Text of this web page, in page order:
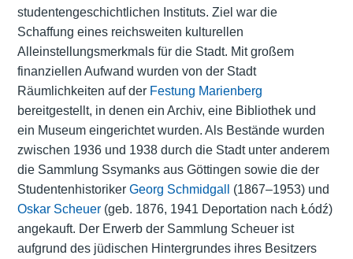
studentengeschichtlichen Instituts. Ziel war die
Schaffung eines reichsweiten kulturellen
Alleinstellungsmerkmals für die Stadt. Mit großem
finanziellen Aufwand wurden von der Stadt
Räumlichkeiten auf der Festung Marienberg
bereitgestellt, in denen ein Archiv, eine Bibliothek und
ein Museum eingerichtet wurden. Als Bestände wurden
zwischen 1936 und 1938 durch die Stadt unter anderem
die Sammlung Ssymanks aus Göttingen sowie die der
Studentenhistoriker Georg Schmidgall
(1867–1953) und
Oskar Scheuer(geb. 1876, 1941 Deportation nach Łódź)
angekauft. Der Erwerb der Sammlung Scheuer ist
aufgrund des jüdischen Hintergrundes ihres Besitzers